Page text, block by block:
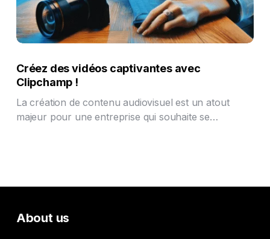
Créez des vidéos captivantes avec
Clipchamp !
La création de contenu audiovisuel est un atout
majeur pour une entreprise qui souhaite se…
About us